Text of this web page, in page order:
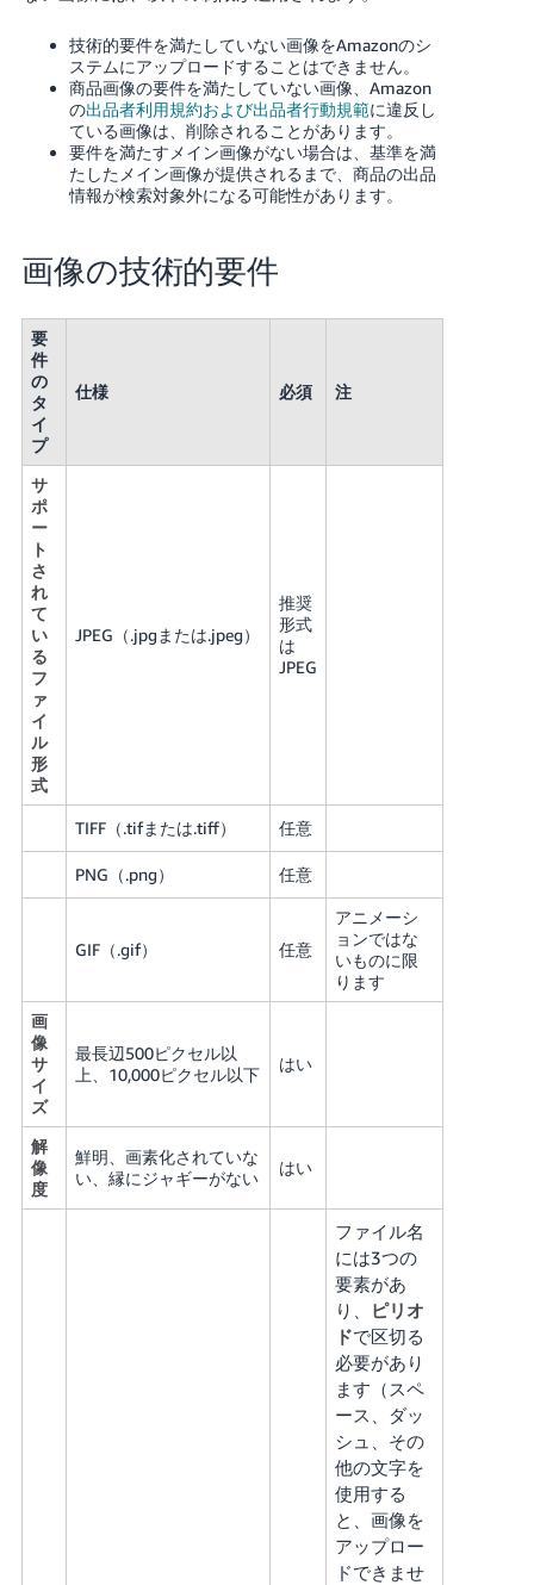
技術的要件を満たしていない画像をAmazonのシ
ステムにアップロードすることはできません。
商品画像の要件を満たしていない画像、Amazon
の出品者利用規約および出品者行動規範に違反し
ている画像は、削除されることがあります。
要件を満たすメイン画像がない場合は、基準を満
たしたメイン画像が提供されるまで、商品の出品
情報が検索対象外になる可能性があります。
画像の技術的要件
要
件
の
タ
イ
プ
仕様 必須 注
サ
ポ
ー
ト
さ
れ
て
い
る
フ
ァ
イ
ル
形
式
JPEG（.jpgまたは.jpeg）
推奨
形式
は
JPEG
TIFF（.tifまたは.tiff） 任意
PNG（.png） 任意
GIF（.gif） 任意
アニメーシ
ョンではな
いものに限
ります
画
像
サ
イ
ズ
最長辺500ピクセル以
上、10,000ピクセル以下
はい
解
像
度
鮮明、画素化されていな
い、縁にジャギーがない
はい
ファイル名
には3つの
要素があ
り、
ピリオ
ドで区切る
必要があり
ます（スペ
ース、ダッ
シュ、その
他の文字を
使用する
と、画像を
アップロー
ドできませ